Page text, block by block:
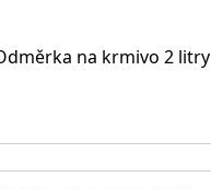
na krmivo 2 litry